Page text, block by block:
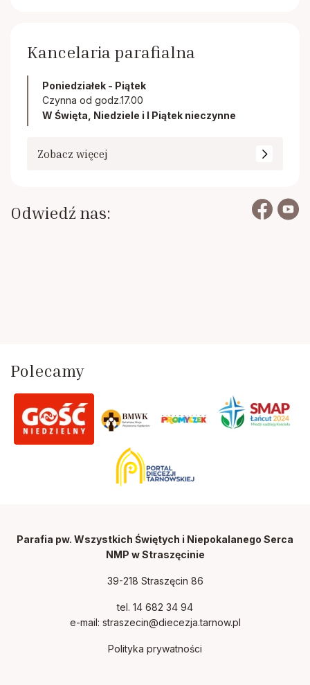
Kancelaria parafialna
Poniedziałek - Piątek
Czynna od godz.17.00
W Święta, Niedziele i I Piątek nieczynne
Zobacz więcej
Odwiedź nas:
Polecamy
Parafia pw. Wszystkich Świętych i Niepokalanego Serca
NMP w Straszęcinie
39-218 Straszęcin 86
tel. 14 682 34 94
e-mail: straszecin@diecezja.tarnow.pl
Polityka prywatności